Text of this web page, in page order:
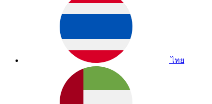
ไทย